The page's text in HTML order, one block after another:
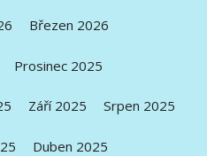
Březen 2026
Prosinec 2025
Září 2025 Srpen 2025
Duben 2025